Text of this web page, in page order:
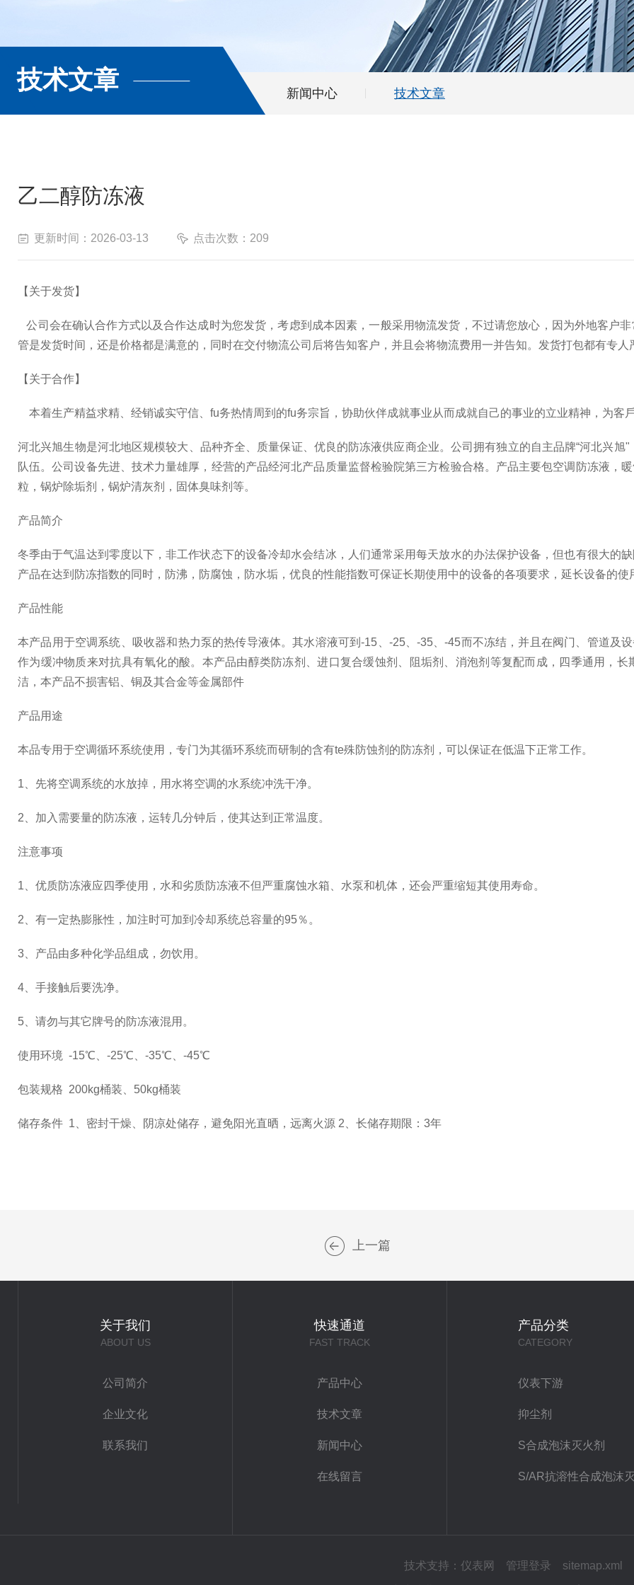
技术文章 新闻中心 技术文章
乙二醇防冻液
更新时间：2026-03-13 点击次数：209
【关于发货】
公司会在确认合作方式以及合作达成时为您发货，考虑到成本因素，一般采用物流发货，不过请您放心，因为外地客户
管是发货时间，还是价格都是满意的，同时在交付物流公司后将告知客户，并且会将物流费用一并告知。发货打包都有专
【关于合作】
本着生产精益求精、经销诚实守信、fu务热情周到的fu务宗旨，协助伙伴成就事业从而成就自己的事业的立业精神，为客
河北兴旭生物是河北地区规模较大、品种齐全、质量保证、优良的防冻液供应商企业。公司拥有独立的自主品牌“河北兴
队伍。公司设备先进、技术力量雄厚，经营的产品经河北产品质量监督检验院第三方检验合格。产品主要包空调防冻液，
粒，锅炉除垢剂，锅炉清灰剂，固体臭味剂等。
产品简介
冬季由于气温达到零度以下，非工作状态下的设备冷却水会结冰，人们通常采用每天放水的办法保护设备，但也有很大的
产品在达到防冻指数的同时，防沸，防腐蚀，防水垢，优良的性能指数可保证长期使用中的设备的各项要求，延长设备的使
产品性能
本产品用于空调系统、吸收器和热力泵的热传导液体。其水溶液可到-15、-25、-35、-45而不冻结，并且在阀门、管道及
作为缓冲物质来对抗具有氧化的酸。本产品由醇类防冻剂、进口复合缓蚀剂、阻垢剂、消泡剂等复配而成，四季通用，
洁，本产品不损害铝、铜及其合金等金属部件
产品用途
本品专用于空调循环系统使用，专门为其循环系统而研制的含有te殊防蚀剂的防冻剂，可以保证在低温下正常工作。
1、先将空调系统的水放掉，用水将空调的水系统冲洗干净。
2、加入需要量的防冻液，运转几分钟后，使其达到正常温度。
注意事项
1、优质防冻液应四季使用，水和劣质防冻液不但严重腐蚀水箱、水泵和机体，还会严重缩短其使用寿命。
2、有一定热膨胀性，加注时可加到冷却系统总容量的95％。
3、产品由多种化学品组成，勿饮用。
4、手接触后要洗净。
5、请勿与其它牌号的防冻液混用。
使用环境 -15℃、-25℃、-35℃、-45℃
包装规格 200kg桶装、50kg桶装
储存条件 1、密封干燥、阴凉处储存，避免阳光直晒，远离火源 2、长储存期限：3年
上一篇
关于我们
ABOUT US
公司简介
企业文化
联系我们
快速通道
FAST TRACK
产品中心
技术文章
新闻中心
在线留言
产品分类
CATEGORY
仪表下游
抑尘剂
S合成泡沫灭火剂
S/AR抗溶性合成泡沫
技术支持： 仪表网 管理登录 sitemap.xml